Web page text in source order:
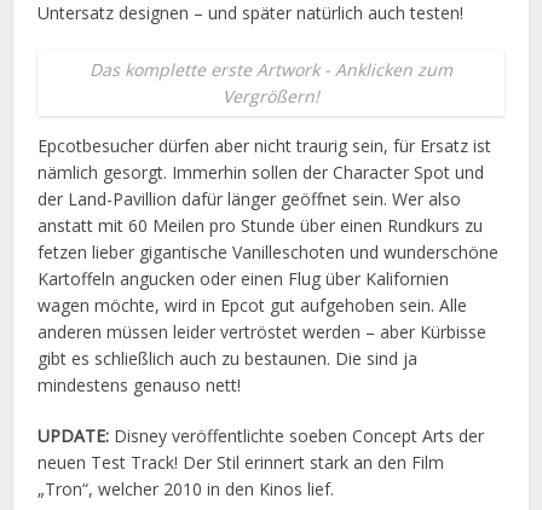
Untersatz designen – und später natürlich auch testen!
Das komplette erste Artwork - Anklicken zum
Vergrößern!
Epcotbesucher dürfen aber nicht traurig sein, für Ersatz ist
nämlich gesorgt. Immerhin sollen der Character Spot und
der Land-Pavillion dafür länger geöffnet sein. Wer also
anstatt mit 60 Meilen pro Stunde über einen Rundkurs zu
fetzen lieber gigantische Vanilleschoten und wunderschöne
Kartoffeln angucken oder einen Flug über Kalifornien
wagen möchte, wird in Epcot gut aufgehoben sein. Alle
anderen müssen leider vertröstet werden – aber Kürbisse
gibt es schließlich auch zu bestaunen. Die sind ja
mindestens genauso nett!
UPDATE: Disney veröffentlichte soeben Concept Arts der
neuen Test Track! Der Stil erinnert stark an den Film
„Tron“, welcher 2010 in den Kinos lief.